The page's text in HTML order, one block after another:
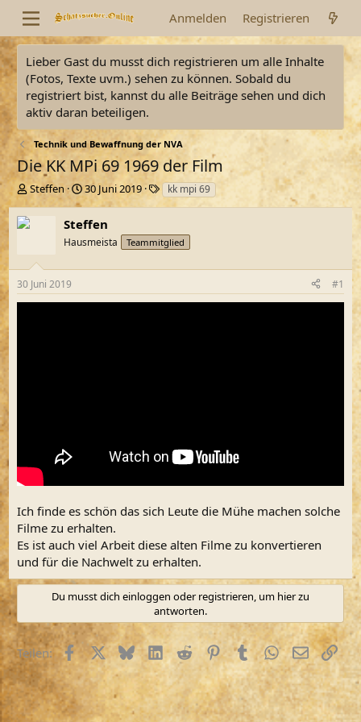
Anmelden Registrieren
Lieber Gast du musst dich registrieren um alle Inhalte
(Fotos, Texte uvm.) sehen zu können. Sobald du
registriert bist, kannst du alle Beiträge sehen und dich
aktiv daran beteiligen.
Technik und Bewaffnung der NVA
Die KK MPi 69 1969 der Film
E
r
s
t
l
e
r
Steffen
E
r
s
t
e
l
a
30 Juni 2019
S
c
l
a
w
r
kk mpi 69
Steffen
Hausmeista Teammitglied
30 Juni 2019 #1
Ich finde es schön das sich Leute die Mühe machen solche
Filme zu erhalten.
Es ist auch viel Arbeit diese alten Filme zu konvertieren
und für die Nachwelt zu erhalten.
Du musst dich einloggen oder registrieren, um hier zu
antworten.
Teilen: FacebookX (Twitter)
BlueskyLinkedInRedditPinterestTumblrWhatsApp
E-MailLink